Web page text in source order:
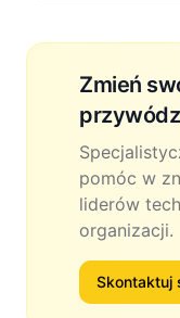
Zmień
pomóc w
liderów
organizacji.
Skontaktuj